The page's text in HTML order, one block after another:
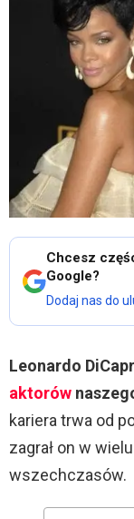
Chcesz
Google?
Dodaj nas do
Leonardo
aktorów
kariera trwa od
zagrał on w
wszechczasów.